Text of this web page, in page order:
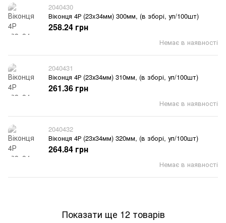
2040430
Віконця 4Р (23x34мм) 300мм, (в зборі, уп/100шт)
Немає в наявності
258.24 грн
2040431
Віконця 4Р (23х34мм) 310мм, (в зборі, уп/100шт)
Немає в наявності
261.36 грн
2040432
Віконця 4Р (23х34мм) 320мм, (в зборі, уп/100шт)
Немає в наявності
264.84 грн
Показати ще 12 товарів